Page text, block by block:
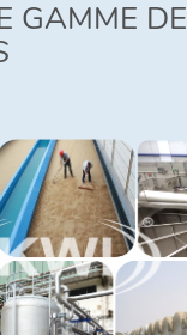
GAMME DE